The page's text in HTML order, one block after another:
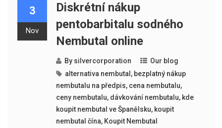
3
Nov
Diskrétní nákup
pentobarbitalu sodného
Nembutal online
By silvercorporation
Our blog
alternativa nembutal , bezplatný nákup
nembutalu na předpis, cena nembutalu,
ceny nembutalu, dávkování nembutalu, kde
koupit nembutal ve Španělsku, koupit
nembutal čína, Koupit Nembutal